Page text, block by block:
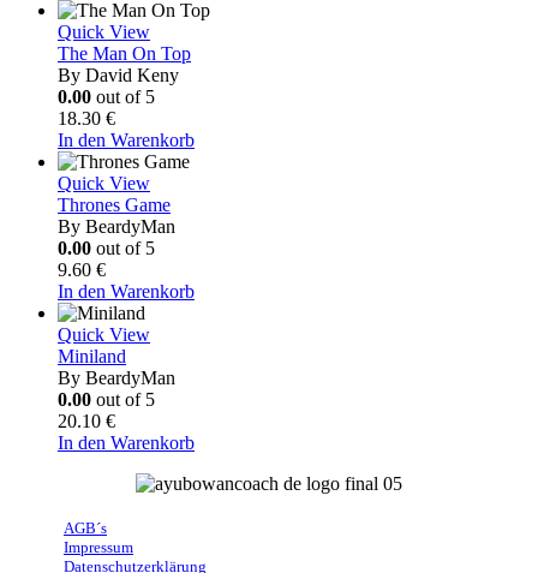
Quick View
The Man On Top
By David Keny
0.00 out of 5
18.30 €
In den Warenkorb
Quick View
Thrones Game
By BeardyMan
0.00 out of 5
9.60 €
In den Warenkorb
Quick View
Miniland
By BeardyMan
0.00 out of 5
20.10 €
In den Warenkorb
AGB´s
Impressum
Datenschutzerklärung